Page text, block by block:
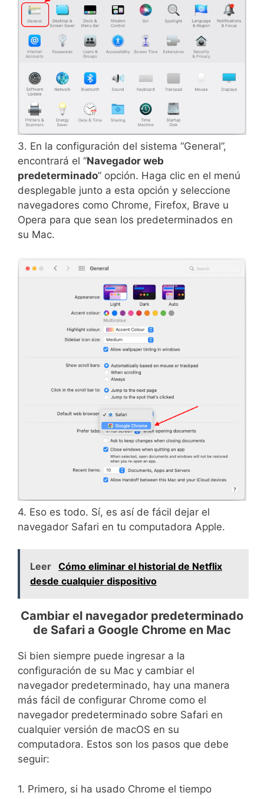
3. En la configuración del sistema “General”,
encontrará el “Navegador web
predeterminado” opción. Haga clic en el menú
desplegable junto a esta opción y seleccione
navegadores como Chrome, Firefox, Brave u
Opera para que sean los predeterminados en
su Mac.
4. Eso es todo. Sí, es así de fácil dejar el
navegador Safari en tu computadora Apple.
Leer Cómo eliminar el historial de Netflix
desde cualquier dispositivo
Cambiar el navegador predeterminado
de Safari a Google Chrome en Mac
Si bien siempre puede ingresar a la
configuración de su Mac y cambiar el
navegador predeterminado, hay una manera
más fácil de configurar Chrome como el
navegador predeterminado sobre Safari en
cualquier versión de macOS en su
computadora. Estos son los pasos que debe
seguir:
1. Primero, si ha usado Chrome el tiempo